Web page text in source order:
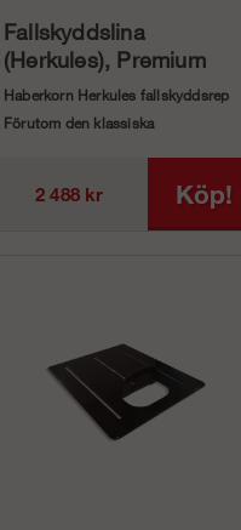
Fallskyddslina
(Herkules), Premium
Haberkorn Herkules fallskyddsrep
Förutom den klassiska
2 488 kr Köp!